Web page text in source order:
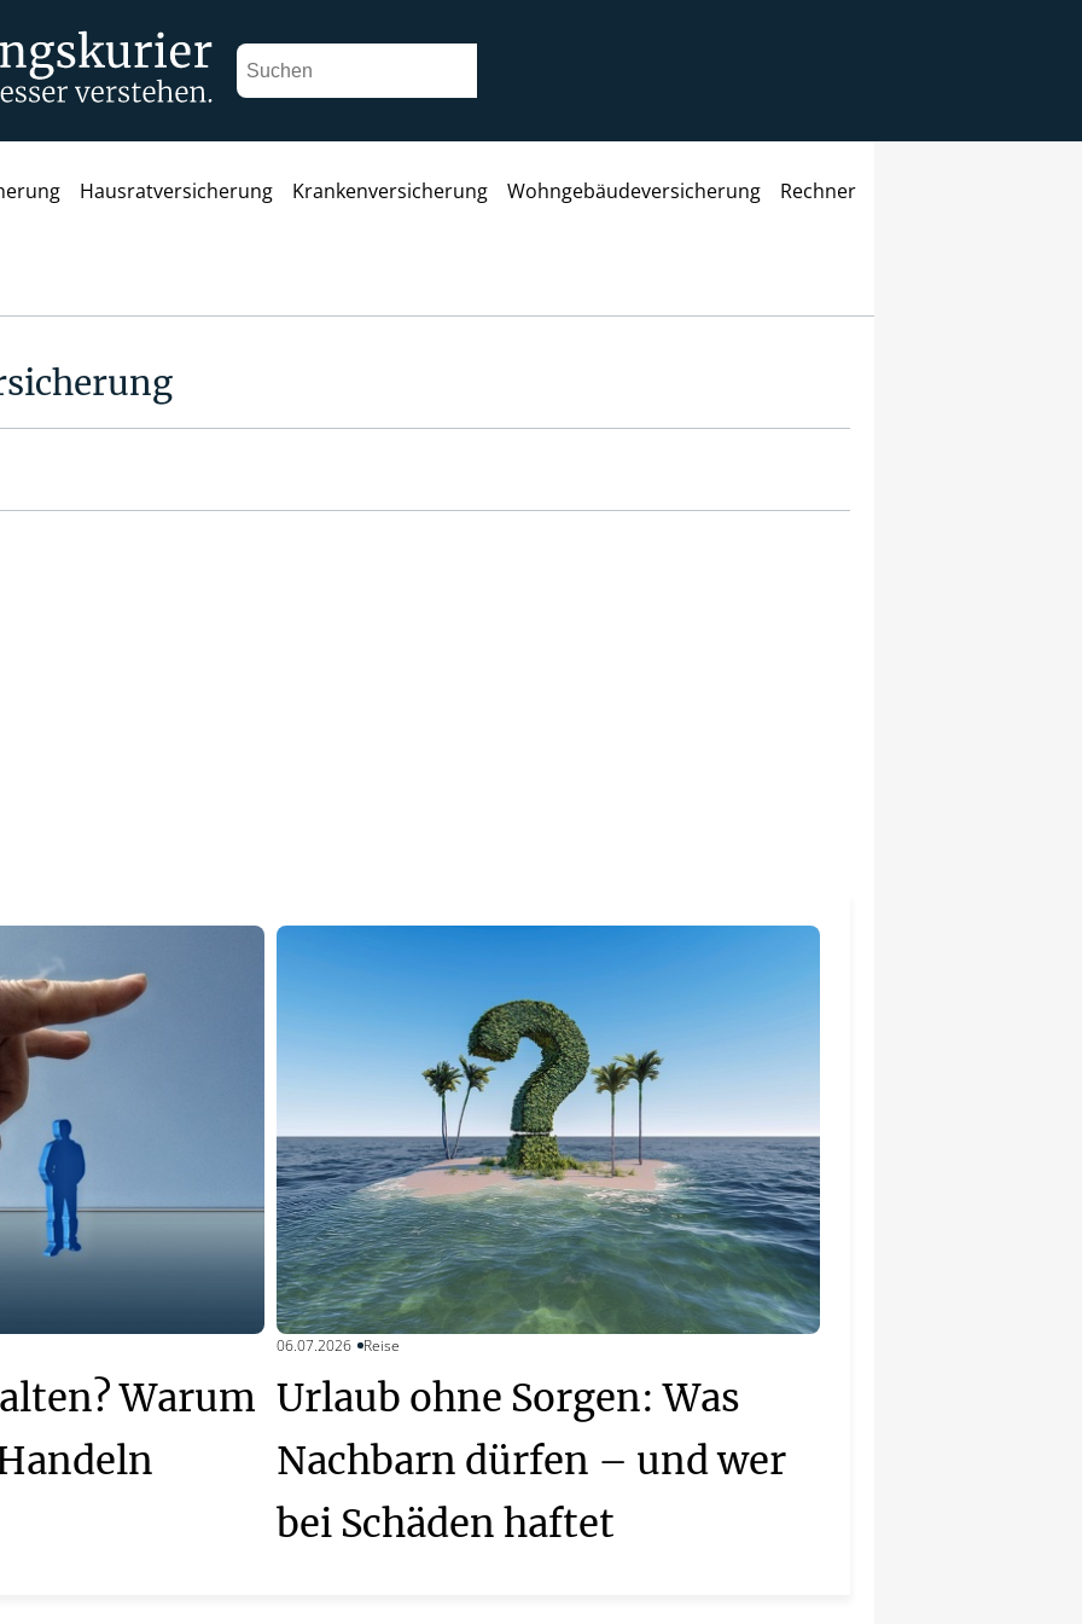
Hausratversicherung Krankenversicherung Wohngebäudeversicherung Rechner
Warum
06.07.2026 Reise
Urlaub ohne Sorgen: Was
Nachbarn dürfen – und wer
bei Schäden haftet